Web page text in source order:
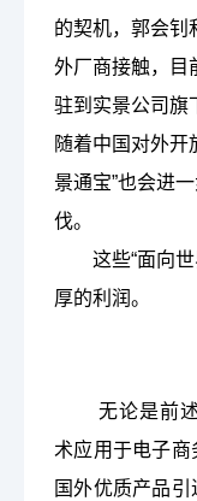
的契机，郭会钊
外厂商接触，目
驻到实景公司旗
随着中国对外开
景通宝”也会进
伐。
这些“面向
厚的利润。
无论是前
术应用于电子
国外优质产品